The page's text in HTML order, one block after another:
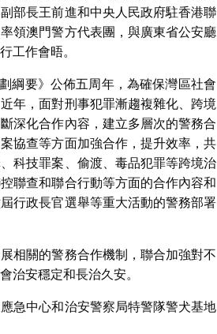
部長王前進和中央人民政府駐香港聯
領澳門警方代表團，與廣東省公安廳
工作會晤。
綱要》公佈五周年，為確保灣區社會
年，面對刑事犯罪漸趨複雜化、跨境
深化合作內容，建立多層次的警務合
協查等方面加強合作，提升效率，共
科技罪案、偷渡、毒品犯罪等跨境治
聯查和聯合行動等方面的合作內容和
行政長官選舉等重大活動的警務部署
相關的警務合作機制，聯合加強對不
治安穩定和長治久安。
急中心和治安警察局特警隊警犬基地